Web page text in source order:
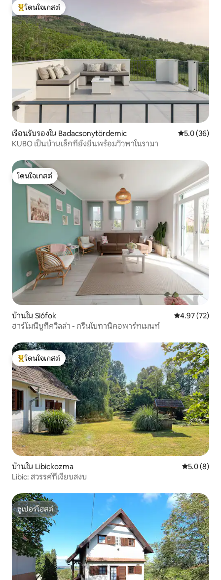
โดนใจเกสต์ที่สุด
โดนใจเกสต์
เรือนรับรองใน Badacsonytördemic คะแนนเฉลี่ย
5.0 (36)
KUBO เป็นบ้านเล็กที่ยั่งยืนพร้อมวิวพาโนรามา
โดนใจเกสต์
โดนใจเกสต์
บ้านใน Siófok คะแนนเฉลี่ย
4.97 (72)
ฮาร์โมนีบูทีควิลล่า - กรีนโบทานิคอพาร์ทเมนท์
โดนใจเกสต์ที่สุด
โดนใจเกสต์
บ้านใน Libickozma คะแนนเฉลี่
5.0 (8)
Libic: สวรรค์ที่เงียบสงบ
ซูเปอร์โฮสต์
ซูเปอร์โฮสต์